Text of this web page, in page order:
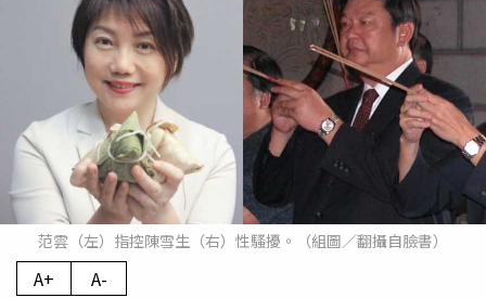
范雲（左）指控陳雪生（右）性騷擾。（組圖／翻攝自臉書）
A+ A-